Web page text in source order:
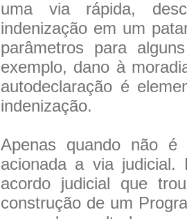
uma via rápida,
indenização em um
parâmetros para
exemplo, dano à
autodeclaração é
indenização.
Apenas quando não é
acionada a via judicial.
acordo judicial que
construção de um